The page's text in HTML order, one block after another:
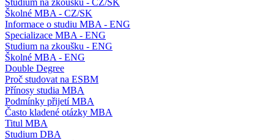
Studium na zkoušku - CZ/SK
Školné MBA - CZ/SK
Informace o studiu MBA - ENG
Specializace MBA - ENG
Studium na zkoušku - ENG
Školné MBA - ENG
Double Degree
Proč studovat na ESBM
Přínosy studia MBA
Podmínky přijetí MBA
Často kladené otázky MBA
Titul MBA
Studium DBA